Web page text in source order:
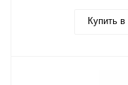
Купить в